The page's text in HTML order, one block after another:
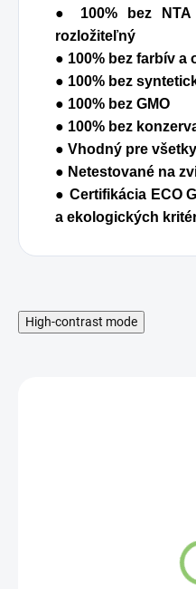
● 100% bez NTA
rozložiteľný
● 100% bez farbív a
● 100% bez
● 100% bez GMO
● 100% bez
● Vhodný pre
● Netestované na
● Certifikácia ECO
a ekologických
High-contrast mode